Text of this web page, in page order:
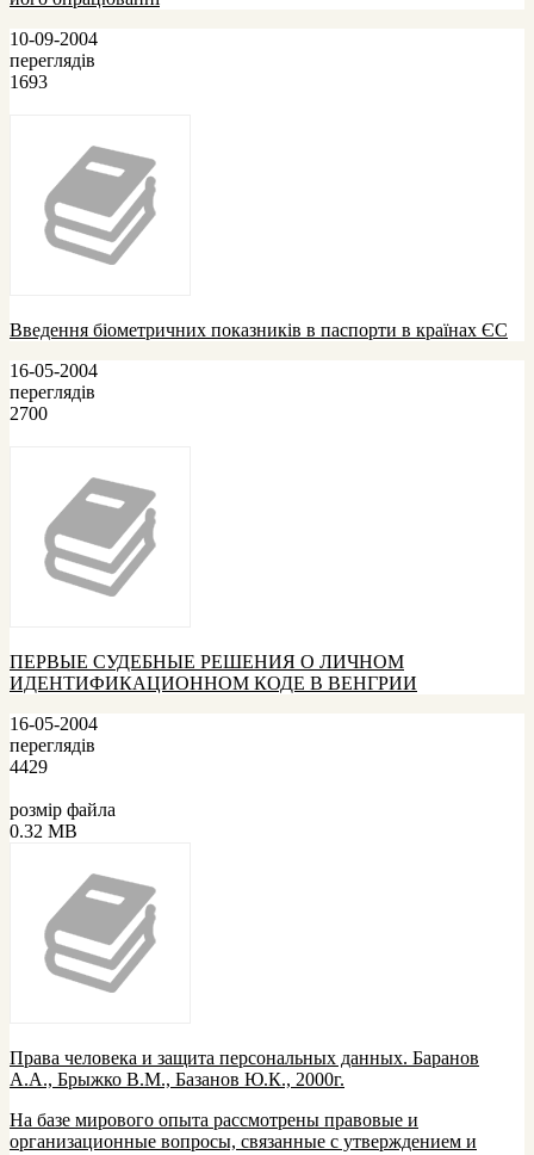
10-09-2004
переглядів
1693
Введення біометричних показників в паспорти в країнах ЄС
16-05-2004
переглядів
2700
ПЕРВЫЕ СУДЕБНЫЕ РЕШЕНИЯ О ЛИЧНОМ
ИДЕНТИФИКАЦИОННОМ КОДЕ В ВЕНГРИИ
16-05-2004
переглядів
4429
розмір файла
0.32 MB
Права человека и защита персональных данных. Баранов
А.А., Брыжко В.М., Базанов Ю.К., 2000г.
На базе мирового опыта рассмотрены правовые и
организационные вопросы, связанные с утверждением и